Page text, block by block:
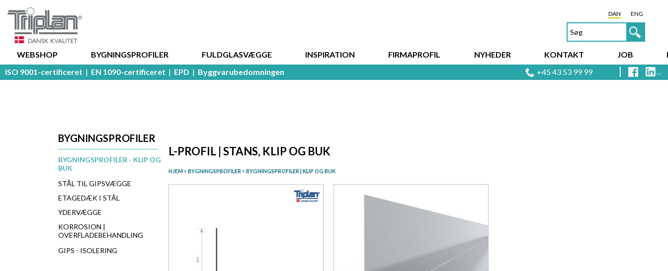
DAN ENG
WEBSHOP BYGNINGSPROFILER FULDGLASVÆGGE INSPIRATION FIRMAPROFIL NYHEDER KONTAKT JOB
ISO 9001-certificeret | EN 1090-certificeret | EPD | Byggvarubedomningen +45 43 53 99 99
BYGNINGSPROFILER
BYGNINGSPROFILER - KLIP OG
BUK
STÅL TIL GIPSVÆGGE
ETAGEDÆK I STÅL
YDERVÆGGE
KORROSION |
OVERFLADEBEHANDLING
GIPS - ISOLERING
L-PROFIL | STANS, KLIP OG BUK
HJEM > BYGNINGSPROFILER > BYGNINGSPROFILER | KLIP OG BUK